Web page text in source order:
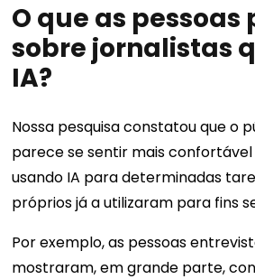
O que as pessoas
sobre jornalistas
IA?
Nossa pesquisa constatou que o
parece se sentir mais
usando IA para determinadas
próprios já a utilizaram para fins
Por exemplo, as pessoas
mostraram, em grande parte,